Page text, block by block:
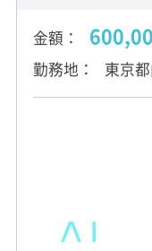
金額
勤務地 東京